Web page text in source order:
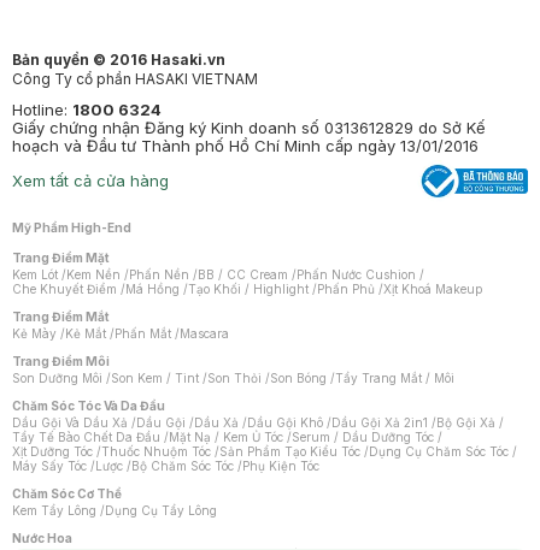
Bản quyền © 2016 Hasaki.vn
Công Ty cổ phần HASAKI VIETNAM
Hotline: 1800 6324
Giấy chứng nhận Đăng ký Kinh doanh số 0313612829 do Sở Kế
hoạch và Đầu tư Thành phố Hồ Chí Minh cấp ngày 13/01/2016
Xem tất cả cửa hàng
Mỹ Phẩm High-End
Trang Điểm Mặt
Kem Lót /Kem Nền /Phấn Nền /BB / CC Cream /Phấn Nước Cushion /
Che Khuyết Điểm /Má Hồng /Tạo Khối / Highlight /Phấn Phủ /Xịt Khoá Makeup
Trang Điểm Mắt
Kẻ Mày /Kẻ Mắt /Phấn Mắt /Mascara
Trang Điểm Môi
Son Dưỡng Môi /Son Kem / Tint /Son Thỏi /Son Bóng /Tẩy Trang Mắt / Môi
Chăm Sóc Tóc Và Da Đầu
Dầu Gội Và Dầu Xả /Dầu Gội /Dầu Xả /Dầu Gội Khô /Dầu Gội Xả 2in1 /Bộ Gội Xả /
Tẩy Tế Bào Chết Da Đầu /Mặt Nạ / Kem Ủ Tóc /Serum / Dầu Dưỡng Tóc /
Xịt Dưỡng Tóc /Thuốc Nhuộm Tóc /Sản Phẩm Tạo Kiểu Tóc /Dụng Cụ Chăm Sóc Tóc /
Máy Sấy Tóc /Lược /Bộ Chăm Sóc Tóc /Phụ Kiện Tóc
Chăm Sóc Cơ Thể
Kem Tẩy Lông /Dụng Cụ Tẩy Lông
Nước Hoa